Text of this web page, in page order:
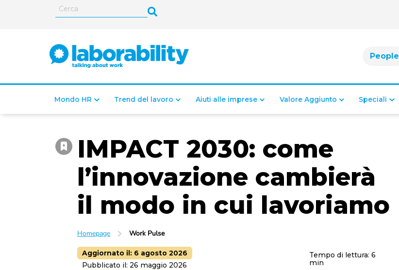
People
Mondo HR Trend del lavoro Aiuti alle imprese Valore Aggiunto Speciali
IMPACT 2030: come
l’innovazione cambierà
il modo in cui lavoriamo
Homepage Work Pulse
Aggiornato il: 6 agosto 2026
Pubblicato il: 26 maggio 2026
Tempo di lettura:6
min